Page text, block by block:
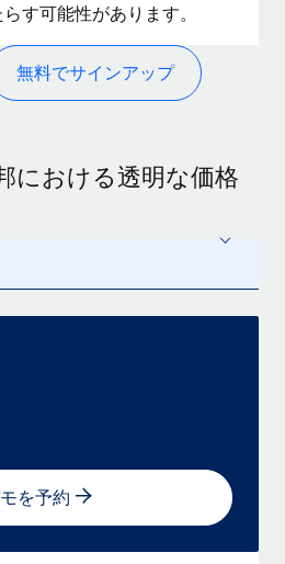
す可能性があります。
無料でサインアップ
における透明な価格
を予約